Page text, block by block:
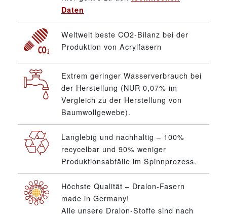
Daten
Weltweit beste CO2-Bilanz bei der
Produktion von Acrylfasern
Extrem geringer Wasserverbrauch bei
der Herstellung (NUR 0,07% im
Vergleich zu der Herstellung von
Baumwollgewebe).
Langlebig und nachhaltig – 100%
recycelbar und 90% weniger
Produktionsabfälle im Spinnprozess.
Höchste Qualität – Dralon-Fasern
made in Germany!
Alle unsere Dralon-Stoffe sind nach